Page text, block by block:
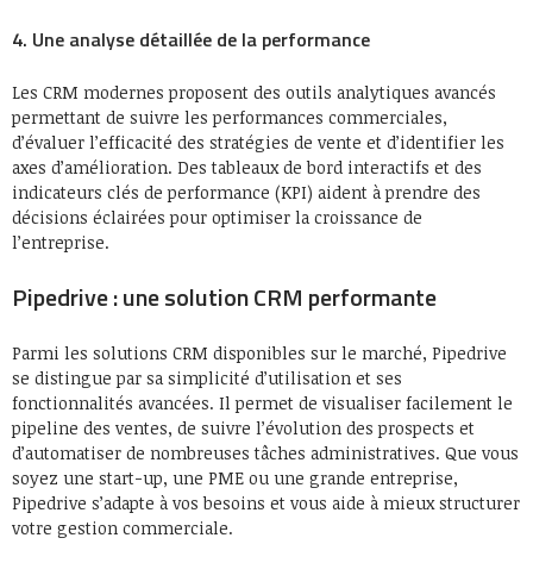
4. Une analyse détaillée de la performance
Les CRM modernes proposent des outils analytiques avancés
permettant de suivre les performances commerciales,
d’évaluer l’efficacité des stratégies de vente et d’identifier les
axes d’amélioration. Des tableaux de bord interactifs et des
indicateurs clés de performance (KPI) aident à prendre des
décisions éclairées pour optimiser la croissance de
l’entreprise.
Pipedrive : une solution CRM performante
Parmi les solutions CRM disponibles sur le marché, Pipedrive
se distingue par sa simplicité d’utilisation et ses
fonctionnalités avancées. Il permet de visualiser facilement le
pipeline des ventes, de suivre l’évolution des prospects et
d’automatiser de nombreuses tâches administratives. Que vous
soyez une start-up, une PME ou une grande entreprise,
Pipedrive s’adapte à vos besoins et vous aide à mieux structurer
votre gestion commerciale.